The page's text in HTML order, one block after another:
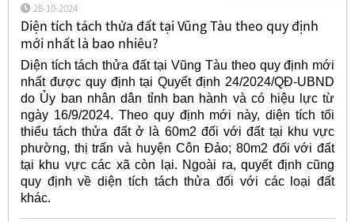
28-10-2024
Diện tích tách thửa đất tại Vũng Tàu theo quy định
mới nhất là bao nhiêu?
Diện tích tách thửa đất tại Vũng Tàu theo quy định mới
nhất được quy định tại Quyết định 24/2024/QĐ-UBND
do Ủy ban nhân dân tỉnh ban hành và có hiệu lực từ
ngày 16/9/2024. Theo quy định mới này, diện tích tối
thiểu tách thửa đất ở là 60m2 đối với đất tại khu vực
phường, thị trấn và huyện Côn Đảo; 80m2 đối với đất
tại khu vực các xã còn lại. Ngoài ra, quyết định cũng
quy định về diện tích tách thửa đối với các loại đất
khác.